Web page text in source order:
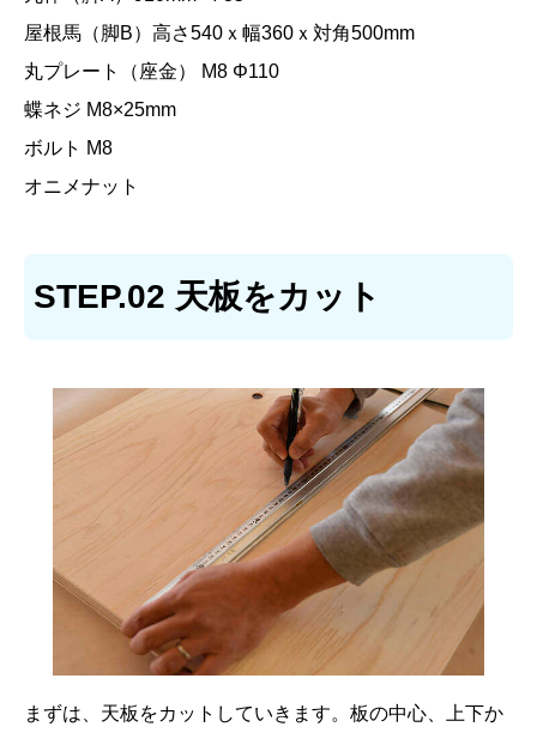
屋根馬（脚B）高さ540ｘ幅360ｘ対角500mm
丸プレート（座金） M8 Φ110
蝶ネジ M8×25mm
ボルト M8
オニメナット
STEP.02 天板をカット
まずは、天板をカットしていきます。板の中心、上下か